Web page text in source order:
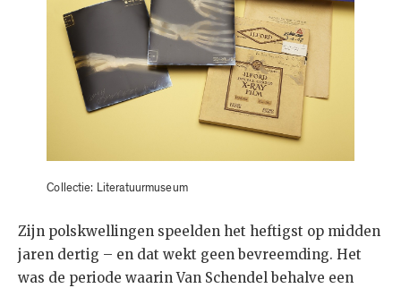
Collectie: Literatuurmuseum
Zijn polskwellingen speelden het heftigst op midden
jaren dertig – en dat wekt geen bevreemding. Het
was de periode waarin Van Schendel behalve een